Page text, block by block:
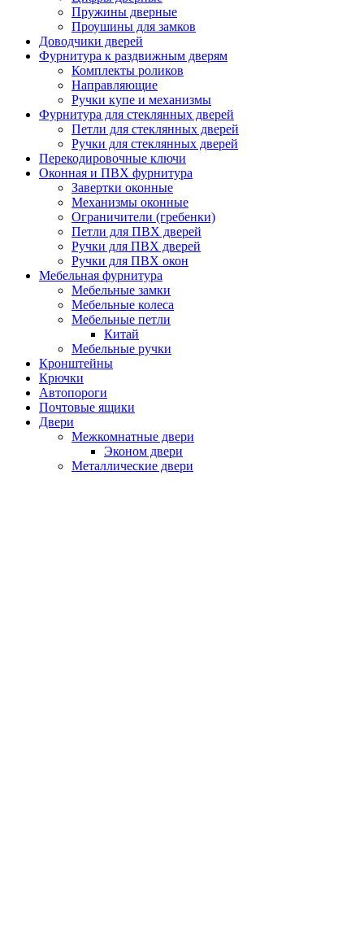
Пружины дверные
Проушины для замков
Доводчики дверей
Фурнитура к раздвижным дверям
Комплекты роликов
Направляющие
Ручки купе и механизмы
Фурнитура для стеклянных дверей
Петли для стеклянных дверей
Ручки для стеклянных дверей
Перекодировочные ключи
Оконная и ПВХ фурнитура
Завертки оконные
Механизмы оконные
Ограничители (гребенки)
Петли для ПВХ дверей
Ручки для ПВХ дверей
Ручки для ПВХ окон
Мебельная фурнитура
Мебельные замки
Мебельные колеса
Мебельные петли
Китай
Мебельные ручки
Кронштейны
Крючки
Автопороги
Почтовые ящики
Двери
Межкомнатные двери
Эконом двери
Металлические двери